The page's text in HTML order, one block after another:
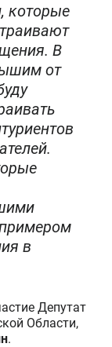
которые
В
от
в
Депутат
Области,
.